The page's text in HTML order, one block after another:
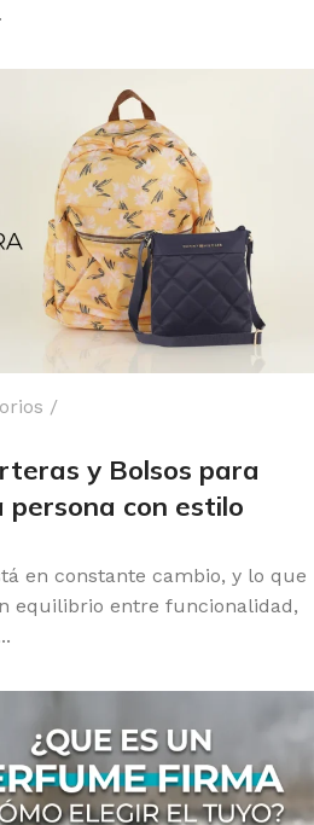
y Bolsos para
persona con estilo
en constante cambio, y lo que
equilibrio entre funcionalidad,